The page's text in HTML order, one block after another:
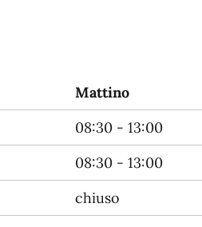
Mattino
08:30 - 13:00
08:30 - 13:00
chiuso